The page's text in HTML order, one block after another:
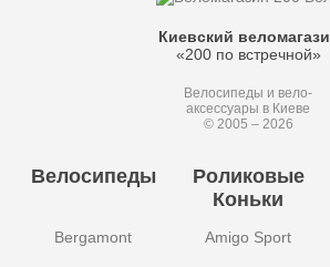
Киевский
«200 по встречной»
Велосипеды и вело-
аксессуары в Киеве
© 2005 – 2026
Велосипеды
Bergamont
Роликовые
Коньки
Amigo Sport